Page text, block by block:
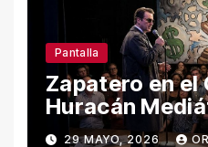
Pantalla
Zapatero en el
Huracán
29 MAYO, 2026